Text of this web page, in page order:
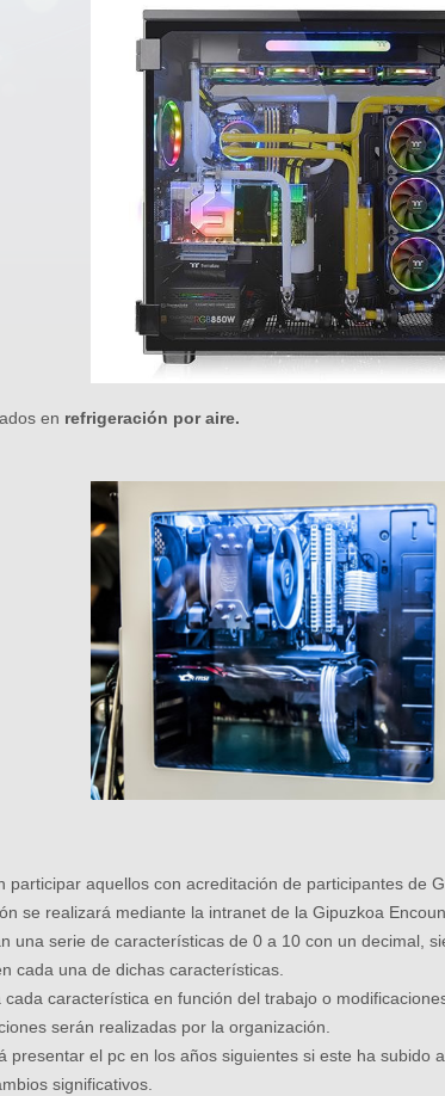
en refrigeración por aire.
participar aquellos con acreditación de participantes de
se realizará mediante la intranet de la Gipuzkoa
una serie de características de 0 a 10 con un decimal,
cada una de dichas características.
cada característica en función del trabajo o
serán realizadas por la organización.
presentar el pc en los años siguientes si este ha subido
significativos.